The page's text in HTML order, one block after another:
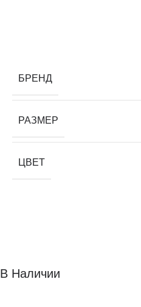
БРЕНД
РАЗМЕР
ЦВЕТ
В Наличии